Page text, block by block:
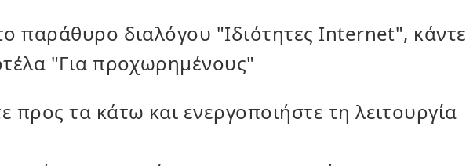
παράθυρο διαλόγου "Ιδιότητες Internet", κάντε
"Για προχωρημένους"
προς τα κάτω και ενεργοποιήστε τη λειτουργία